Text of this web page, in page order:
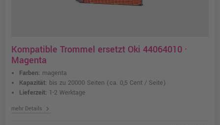
Kompatible Trommel ersetzt Oki 44064010 ·
Magenta
Farben: magenta
Kapazität: bis zu 20000 Seiten (ca. 0,5 Cent / Seite)
Lieferzeit: 1-2 Werktage
mehr Details chevron_right